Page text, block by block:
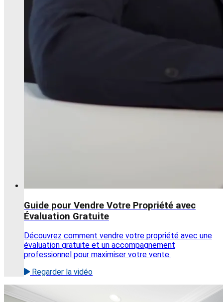
Guide pour Vendre Votre Propriété avec
Évaluation Gratuite
Découvrez comment vendre votre propriété avec une
évaluation gratuite et un accompagnement
professionnel pour maximiser votre vente.
Regarder la vidéo